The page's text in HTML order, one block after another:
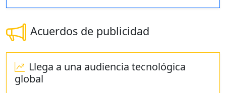
Acuerdos de publicidad
Llega a una audiencia tecnológica
global